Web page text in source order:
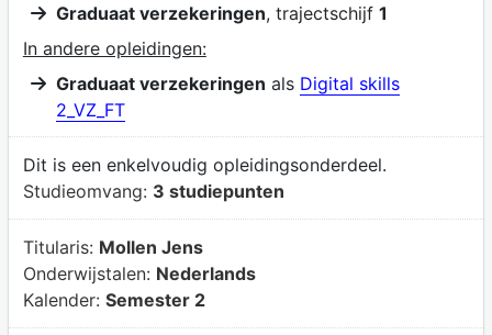
Graduaat verzekeringen, trajectschijf 1
In andere opleidingen:
Graduaat verzekeringen als Digital skills
2_VZ_FT
Dit is een enkelvoudig opleidingsonderdeel.
Studieomvang: 3 studiepunten
Titularis: Mollen Jens
Onderwijstalen: Nederlands
Kalender: Semester 2